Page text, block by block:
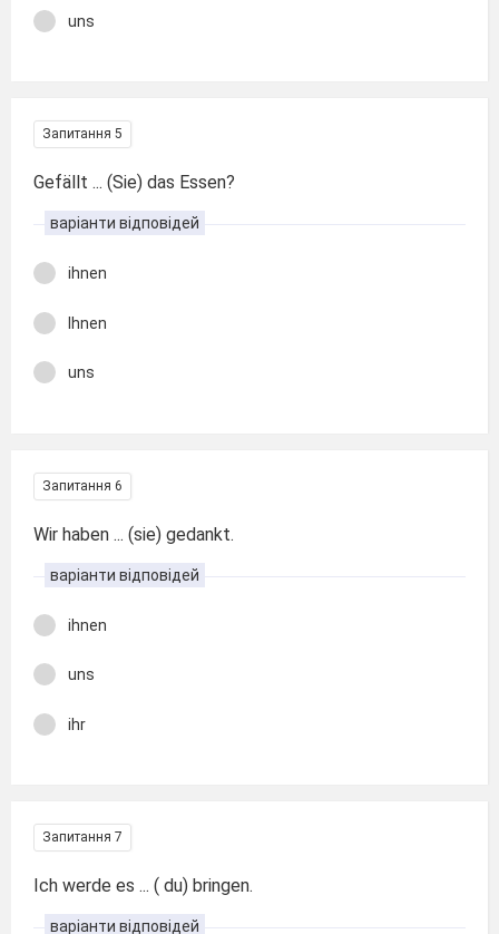
uns
Запитання 5
Gefällt ... (Sie) das Essen?
варіанти відповідей
ihnen
Ihnen
uns
Запитання 6
Wir haben ... (sie) gedankt.
варіанти відповідей
ihnen
uns
ihr
Запитання 7
Ich werde es ... ( du) bringen.
варіанти відповідей